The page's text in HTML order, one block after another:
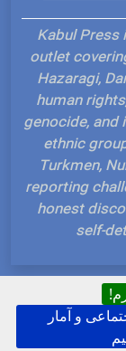
و آمار
Kabul Press
outlet
Hazaragi,
human
genocide,
ethnic
Turkmen,
reporting
honest
self-